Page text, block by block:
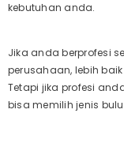
kebutuhan anda.
Jika anda berprofesi
perusahaan, lebih
Tetapi jika profesi
bisa memilih jenis